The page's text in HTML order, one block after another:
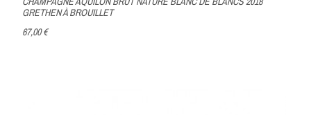
GRETHEN À BROUILLET
67,00 €